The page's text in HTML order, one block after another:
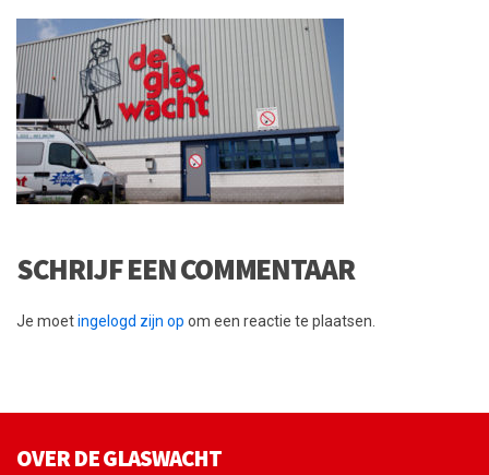
SCHRIJF EEN COMMENTAAR
Je moetingelogd zijn op om een reactie te plaatsen.
OVER DE GLASWACHT